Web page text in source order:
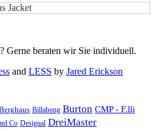
and LESS by Jared Erickson
Billabong Burton CMP - F.lli
Co Desigual DreiMaster